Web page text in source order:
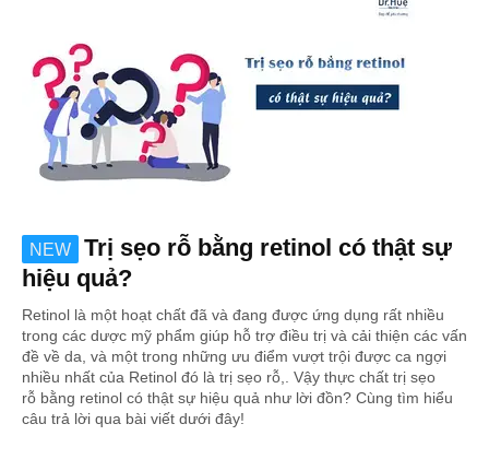
NEW
Trị sẹo rỗ bằng retinol có thật sự
hiệu quả?
Retinol là một hoạt chất đã và đang được ứng dụng rất nhiều
trong các dược mỹ phẩm giúp hỗ trợ điều trị và cải thiện các vấn
đề về da, và một trong những ưu điểm vượt trội được ca ngợi
nhiều nhất của Retinol đó là trị sẹo rỗ,. Vậy thực chất trị sẹo
rỗ bằng retinol có thật sự hiệu quả như lời đồn? Cùng tìm hiểu
câu trả lời qua bài viết dưới đây!